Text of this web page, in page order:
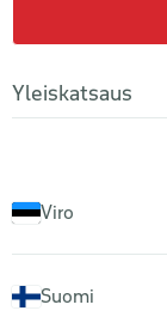
Yleiskatsaus
Viro
Suomi